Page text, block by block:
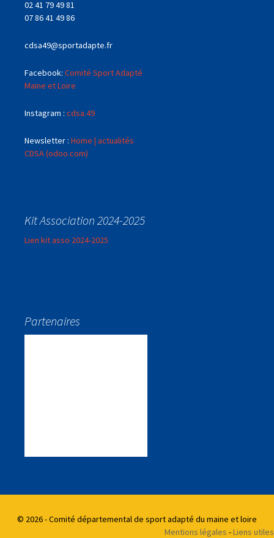
02 41 79 49 81
07 86 41 49 86
cdsa49@sportadapte.fr
Facebook: Comité Sport Adapté
Maine et Loire
Instagram : cdsa.49
Newsletter : Home | actualités
CDSA (odoo.com)
Kit Association 2024-2025
Lien kit asso 2024-2025
Partenaires
© 2026 - Comité départemental de sport adapté du maine et loire
Mentions légales -Liens utiles